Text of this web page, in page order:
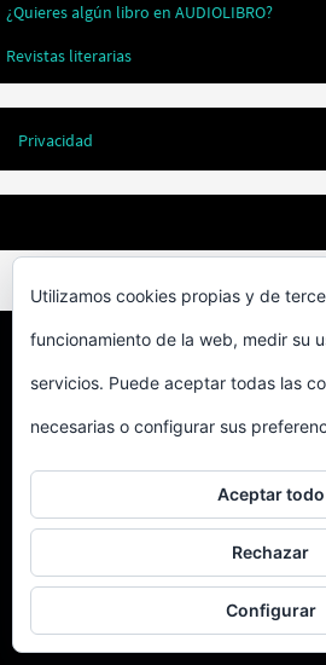
¿Quieres algún libro en AUDIOLIBRO?
Revistas literarias
Privacidad
Desarrollado por
Funciona conNirvana&
Utilizamos cookies propias y de
funcionamiento de la web, medir su
servicios. Puede aceptar todas las
necesarias o configurar sus
Aceptar todo
Rechazar
Configurar